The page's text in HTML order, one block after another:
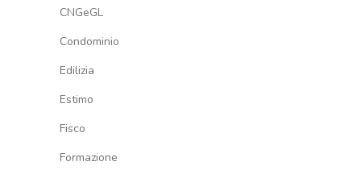
CNGeGL
Condominio
Edilizia
Estimo
Fisco
Formazione